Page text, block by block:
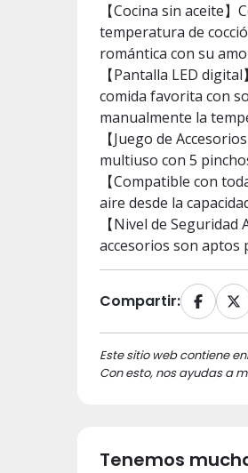
【Cocina sin aceite
temperatura de
romántica con su
【Pantalla LED
comida favorita con
manualmente la
【Juego de
multiuso con 5
【Compatible con
aire desde la
【Nivel de
accesorios son aptos
Compartir:
Este sitio web contiene
Con esto, nos ayudas a
Tenemos